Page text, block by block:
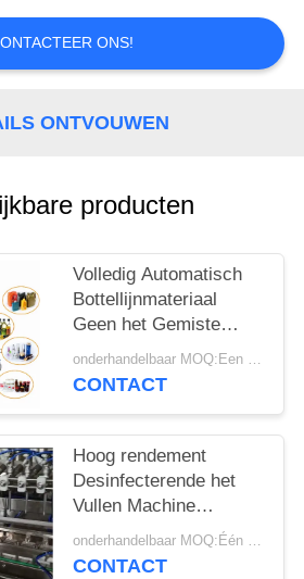
ONS!
ONTVOUWEN
producten
Volledig Automatisch
Bottellijnmateriaal
Geen het Gemiste
Vullen voor Dagelijkse
Chemische producten
onderhandelbaar MOQ:Een set
CONTACT
Hoog rendement
Desinfecterende het
Vullen Machine
Gemakkelijk om 0.8kw
220v in werking te
onderhandelbaar MOQ:Één reeks
CONTACT